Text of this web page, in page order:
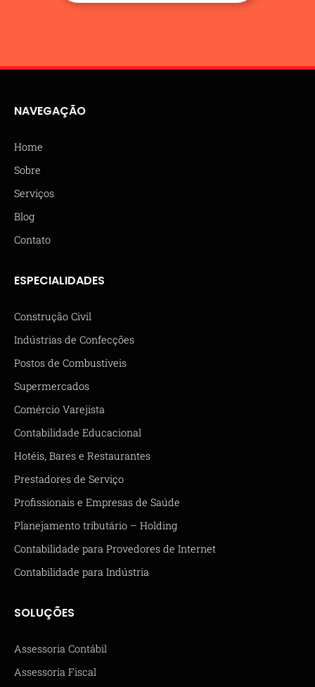
NAVEGAÇÃO
Home
Sobre
Serviços
Blog
Contato
ESPECIALIDADES
Construção Civil
Indústrias de Confecções
Postos de Combustíveis
Supermercados
Comércio Varejista
Contabilidade Educacional
Hotéis, Bares e Restaurantes
Prestadores de Serviço
Profissionais e Empresas de Saúde
Planejamento tributário – Holding
Contabilidade para Provedores de Internet
Contabilidade para Indústria
SOLUÇÕES
Assessoria Contábil
Assessoria Fiscal